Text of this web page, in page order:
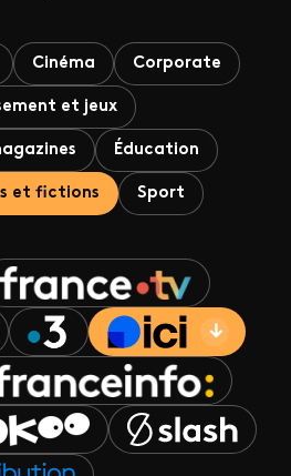
Cinéma Corporate
et jeux
Éducation
et fictions Sport